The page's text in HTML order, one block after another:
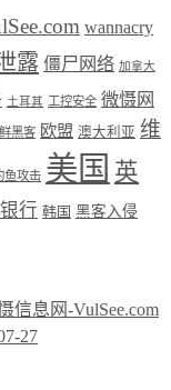
wannacry
露 僵尸网络 加拿大
土耳其 工控安全 微慑网
黑客 欧盟 澳大利亚 维
鱼攻击 美国 英
银行 韩国 黑客入侵
27